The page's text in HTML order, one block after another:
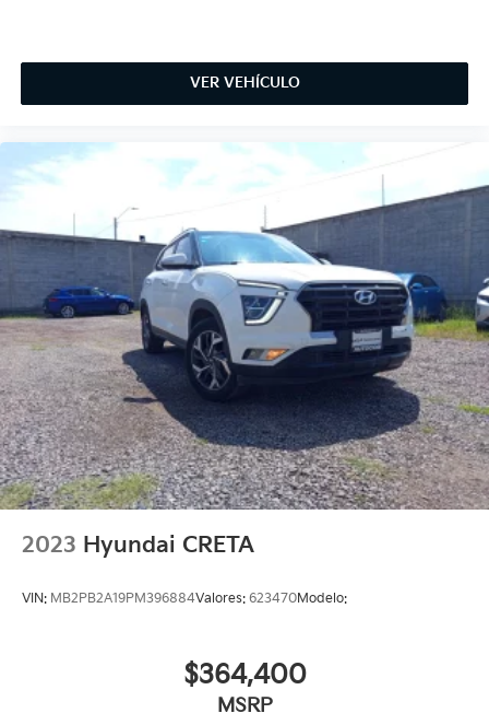
VER VEHÍCULO
2023 Hyundai CRETA
VIN: MB2PB2A19PM396884Valores: 623470Modelo:
$364,400
MSRP